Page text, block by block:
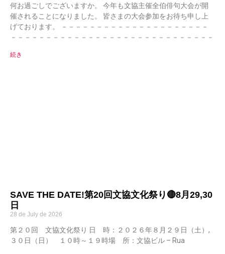
何お過ごしでございますか。 今年も文協主催全伯俳句大会が開
催されることになりました。 皆さまの大会参加をお待ち申し上
げております。 －－－－－－－－－－－－－－－－－－－－－
－－－－－－－－－－－－－－－－－－－－－－－－－－－－－
続き
SAVE THE DATE!第20回文協文化祭り🔴8月29,30
日
28 de July de 2026
第２０回 文協文化祭り 日 時：２０２６年８月２９日（土）,
３０日（日） １０時～１９時場 所：文協ビル – Rua